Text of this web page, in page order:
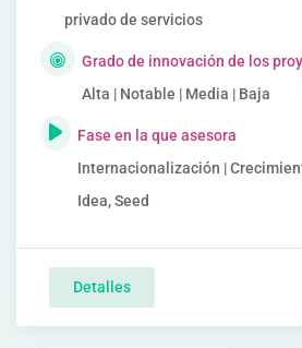
privado de servicios
Grado de innovación de los
Alta | Notable | Media | Baja
Fase en la que asesora
Internacionalización |
Idea, Seed
Detalles